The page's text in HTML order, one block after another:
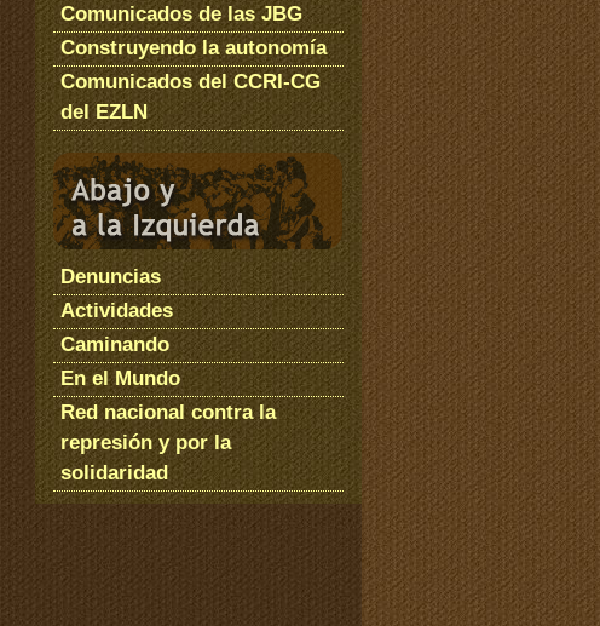
Comunicados de las JBG
Construyendo la autonomía
Comunicados del CCRI-CG
del EZLN
Denuncias
Actividades
Caminando
En el Mundo
Red nacional contra la
represión y por la
solidaridad